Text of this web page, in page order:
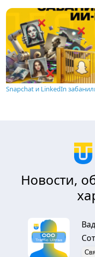
Snapchat и LinkedIn
Новости,